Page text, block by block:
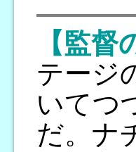
【監督
テージ
いてつ
だ。ナ